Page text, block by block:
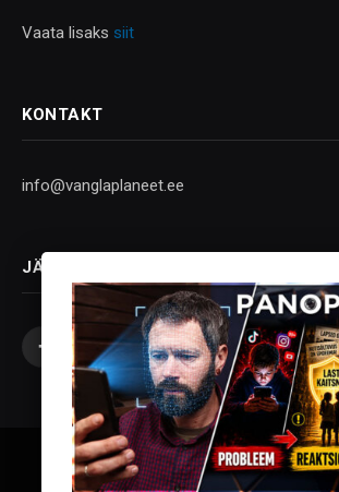
Vaata lisaks siit
KONTAKT
info@vanglaplaneet.ee
JÄLGI SOTSIAALMEEDIAS
Facebook
X
(Twitter)
InstagramYouTubeTelegram
Vanglaplaneet - Vastupanu Vaim